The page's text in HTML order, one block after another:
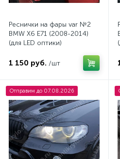
Реснички на фары var №2
BMW X6 E71 (2008-2014)
(для LED оптики)
1 150 руб. /шт
Отправим до 07.08.2026